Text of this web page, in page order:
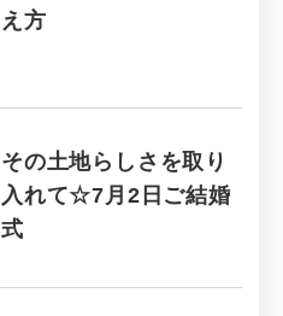
え方
その土地らしさを取り
入れて☆7月2日ご結婚
式